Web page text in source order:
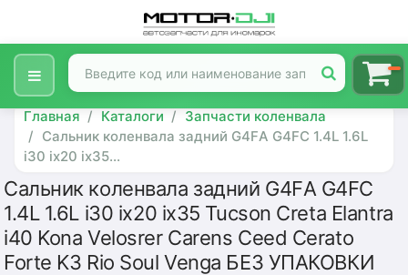
Главная Каталоги
Запчасти коленвала
Сальник коленвала задний G4FА G4FС 1.4L 1.6L
i30 ix20 ix35...
Сальник коленвала задний G4FА G4FС
1.4L 1.6L i30 ix20 ix35 Tucson Creta Elantra
i40 Kona Velosrer Carens Ceed Cerato
Forte K3 Rio Soul Venga БЕЗ УПАКОВКИ